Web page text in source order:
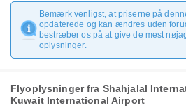
Bemærk venligst, at priserne på
opdaterede og kan ændres uden
bestræber os på at give de mest
oplysninger.
Flyoplysninger fra Shahjalal
Kuwait International Airport